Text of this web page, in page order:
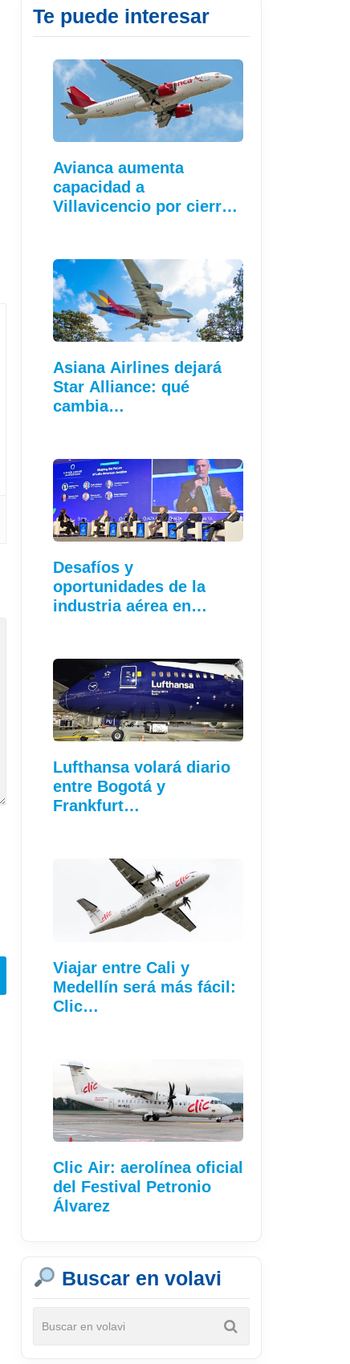
Te puede interesar
Avianca aumenta
capacidad a
Villavicencio por cierre
Asiana Airlines dejará
Star Alliance: qué
cambia…
Desafíos y
oportunidades de la
industria aérea en…
Lufthansa volará diario
entre Bogotá y
Frankfurt…
Viajar entre Cali y
Medellín será más fácil:
Clic…
Clic Air: aerolínea oficial
del Festival Petronio
Álvarez
Buscar en volavi